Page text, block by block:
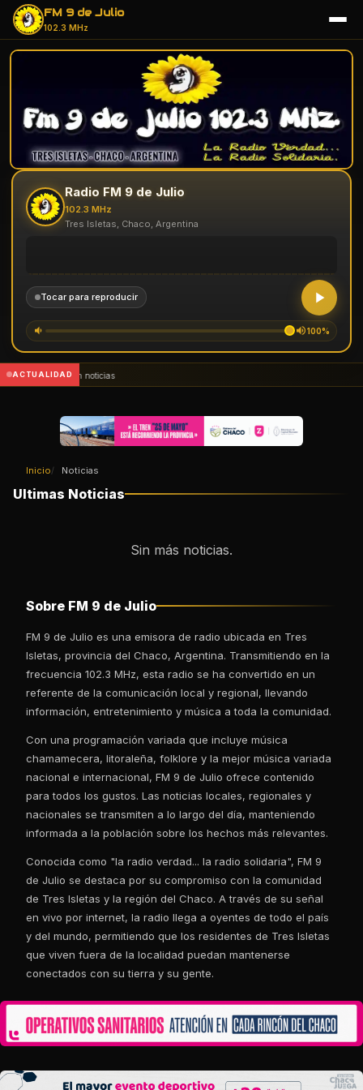
FM 9 de Julio
102.3 MHz
Radio FM 9 de Julio
102.3 MHz
Tres Isletas, Chaco, Argentina
Tocar para reproducir
100%
ACTUALIDADSin noticias
Inicio Noticias
Ultimas Noticias
Sin más noticias.
Sobre FM 9 de Julio
FM 9 de Julio es una emisora de radio ubicada en Tres
Isletas, provincia del Chaco, Argentina. Transmitiendo en la
frecuencia 102.3 MHz, esta radio se ha convertido en un
referente de la comunicación local y regional, llevando
información, entretenimiento y música a toda la comunidad.
Con una programación variada que incluye música
chamamecera, litoraleña, folklore y la mejor música variada
nacional e internacional, FM 9 de Julio ofrece contenido
para todos los gustos. Las noticias locales, regionales y
nacionales se transmiten a lo largo del día, manteniendo
informada a la población sobre los hechos más relevantes.
Conocida como "la radio verdad... la radio solidaria", FM 9
de Julio se destaca por su compromiso con la comunidad
de Tres Isletas y la región del Chaco. A través de su señal
en vivo por internet, la radio llega a oyentes de todo el país
y del mundo, permitiendo que los residentes de Tres Isletas
que viven fuera de la localidad puedan mantenerse
conectados con su tierra y su gente.